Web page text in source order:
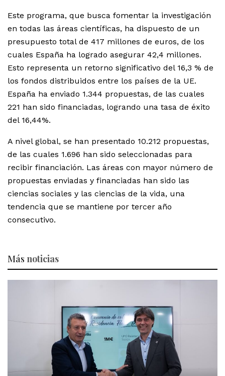
Este programa, que busca fomentar la investigación
en todas las áreas científicas, ha dispuesto de un
presupuesto total de 417 millones de euros, de los
cuales España ha logrado asegurar 42,4 millones.
Esto representa un retorno significativo del 16,3 % de
los fondos distribuidos entre los países de la UE.
España ha enviado 1.344 propuestas, de las cuales
221 han sido financiadas, logrando una tasa de éxito
del 16,44%.
A nivel global, se han presentado 10.212 propuestas,
de las cuales 1.696 han sido seleccionadas para
recibir financiación. Las áreas con mayor número de
propuestas enviadas y financiadas han sido las
ciencias sociales y las ciencias de la vida, una
tendencia que se mantiene por tercer año
consecutivo.
Más noticias